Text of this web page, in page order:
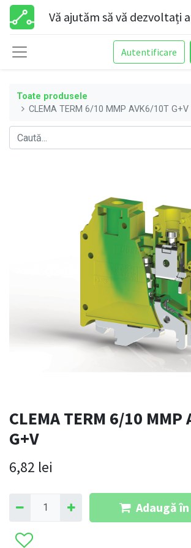
Vă ajutăm să vă dezvoltați
Autentificare
Toate produsele
CLEMA TERM 6/10 MMP AVK6/10T G+V
CLEMA TERM 6/10 MMP
G+V
6,82 lei
Adaugă